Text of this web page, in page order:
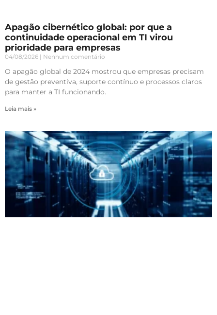
Apagão cibernético global: por que a
continuidade operacional em TI virou
prioridade para empresas
04/08/2026 Nenhum comentário
O apagão global de 2024 mostrou que empresas precisam
de gestão preventiva, suporte contínuo e processos claros
para manter a TI funcionando.
Leia mais »